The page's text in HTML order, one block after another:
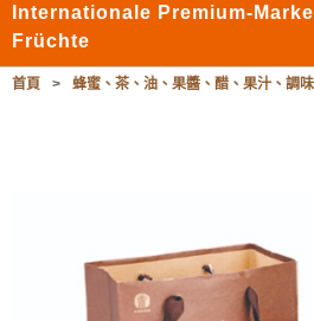
Internationale Premium-
Früchte
首頁 > 蜂蜜、茶、油、果醬、醋、果汁、調味